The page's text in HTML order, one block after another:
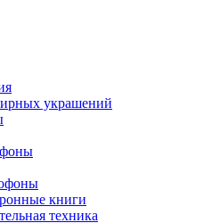
украшений
книги